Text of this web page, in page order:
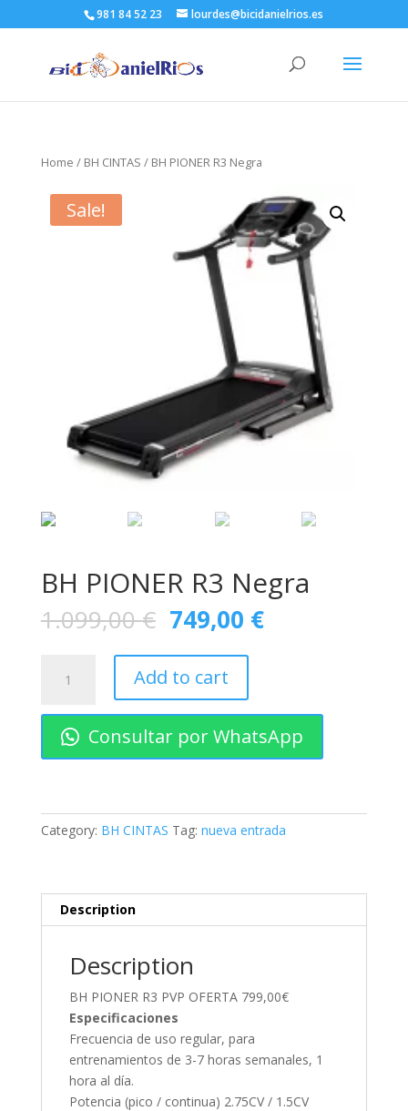
981 84 52 23 lourdes@bicidanielrios.es
Home / BH CINTAS / BH PIONER R3 Negra
Sale!
BH PIONER R3 Negra
1.099,00€ 749,00 €
PIONER
Negra
quantity
Add to cart
Consultar por WhatsApp
Category: BH CINTAS Tag: nueva entrada
Description
Description
BH PIONER R3 PVP OFERTA 799,00€
Especificaciones
Frecuencia de uso regular, para
entrenamientos de 3-7 horas semanales, 1
hora al día.
Potencia (pico / continua) 2.75CV / 1.5CV